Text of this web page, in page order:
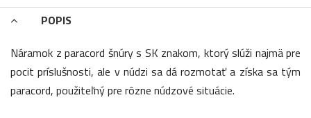
POPIS
Náramok z paracord šnúry s SK znakom, ktorý slúži najmä pre
pocit príslušnosti, ale v núdzi sa dá rozmotať a získa sa tým
paracord, použiteľný pre rôzne núdzové situácie.